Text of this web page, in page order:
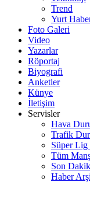
Trend
Yurt
Foto Galeri
Video
Yazarlar
Röportaj
Biyografi
Anketler
Künye
İletişim
Servisler
Hava
Trafik
Süper Lig
Tüm
Son
Haber